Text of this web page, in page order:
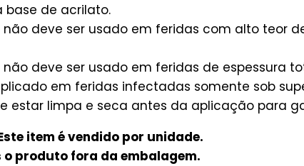
base de acrilato.
não deve ser usado em feridas com alto teor
deve ser usado em feridas de espessura
em feridas infectadas somente sob
estar limpa e seca antes da aplicação para
item é vendido por unidade.
o produto fora da embalagem.